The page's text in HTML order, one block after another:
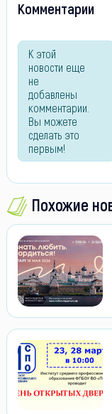
Комментарии
К этой
новости еще
не
добавлены
комментарии.
Вы можете
сделать это
первым!
Похожие